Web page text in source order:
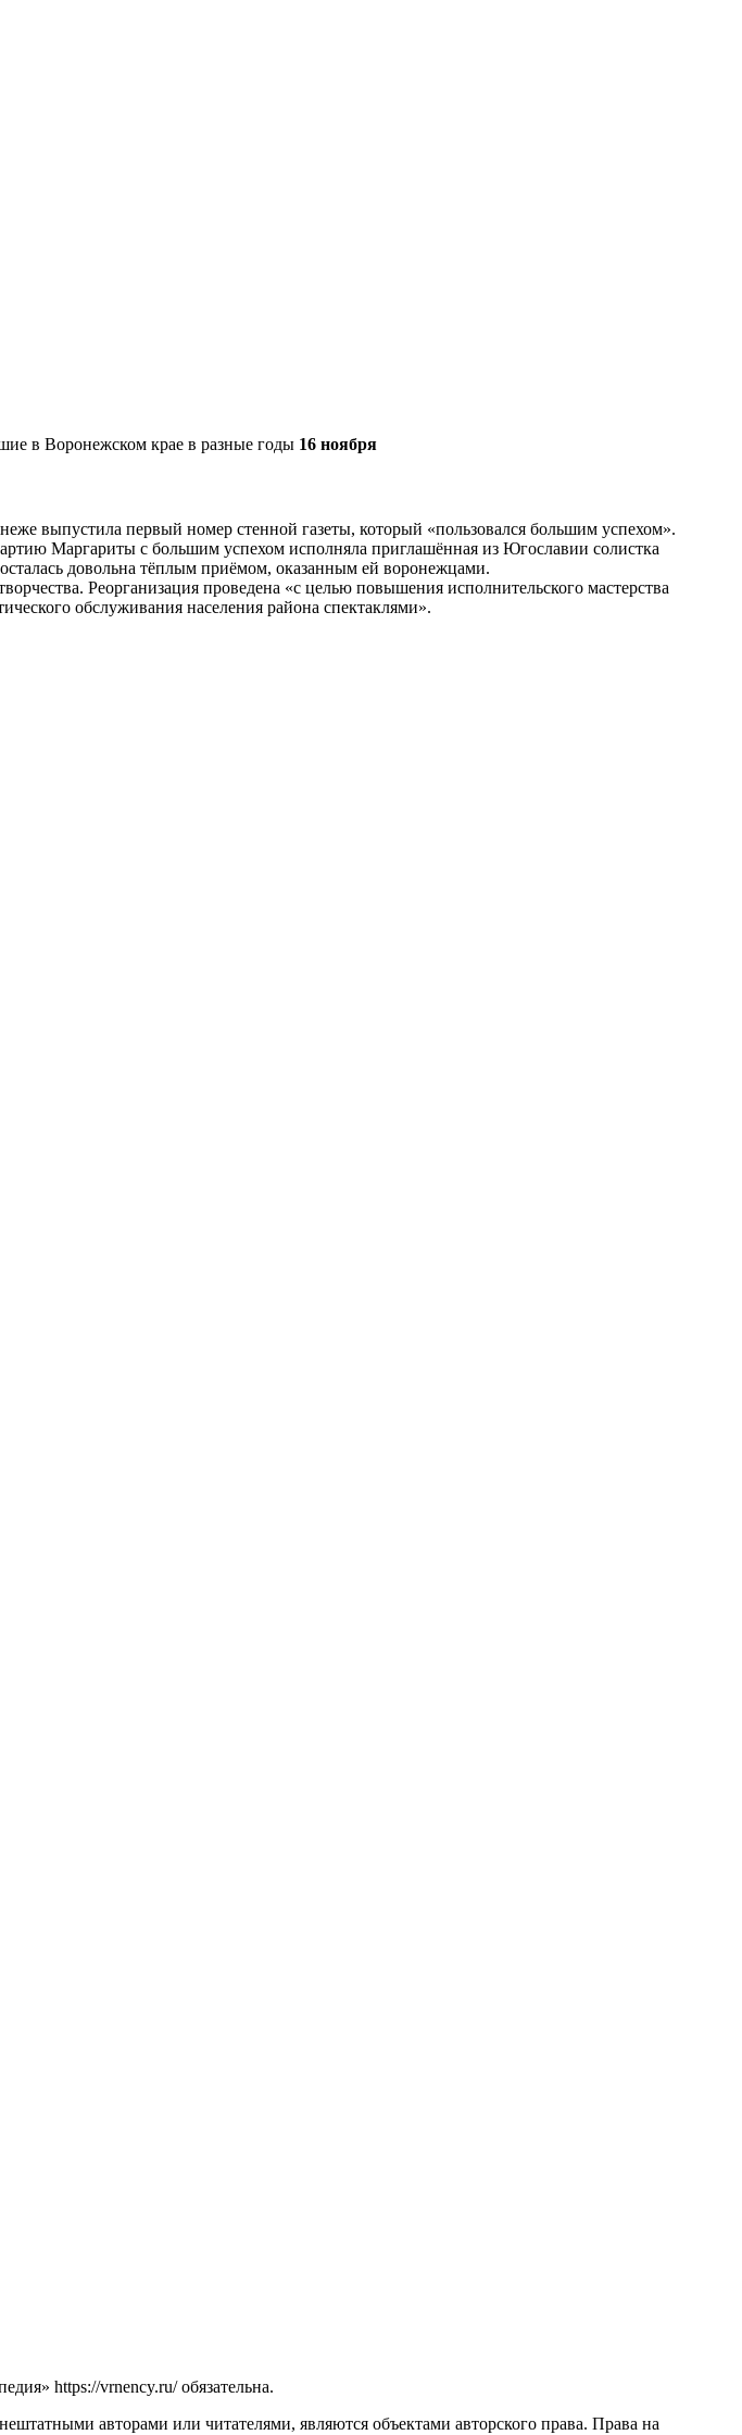
в Воронежском крае в разные годы 16 ноября
выпустила первый номер стенной газеты, который «пользовался большим успехом».
Маргариты с большим успехом исполняла приглашённая из Югославии солистка
довольна тёплым приёмом, оказанным ей воронежцами.
Реорганизация проведена «с целью повышения исполнительского мастерства
обслуживания населения района спектаклями».
https://vrnency.ru/ обязательна.
авторами или читателями, являются объектами авторского права. Права на